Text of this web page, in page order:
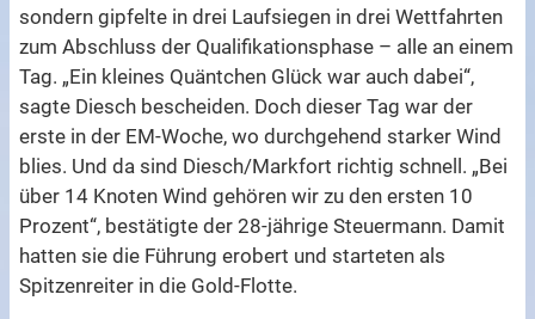
sondern gipfelte in drei Laufsiegen in drei Wettfahrten
zum Abschluss der Qualifikationsphase – alle an einem
Tag. „Ein kleines Quäntchen Glück war auch dabei“,
sagte Diesch bescheiden. Doch dieser Tag war der
erste in der EM-Woche, wo durchgehend starker Wind
blies. Und da sind Diesch/Markfort richtig schnell. „Bei
über 14 Knoten Wind gehören wir zu den ersten 10
Prozent“, bestätigte der 28-jährige Steuermann. Damit
hatten sie die Führung erobert und starteten als
Spitzenreiter in die Gold-Flotte.